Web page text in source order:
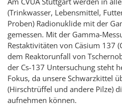
(Trinkwasser, Lebensmittel,
Proben) Radionuklide mit der
gemessen. Mit der Gamma-
Restaktivitäten von Cäsium 137
dem Reaktorunfall von
der Cs-137 Untersuchung steht
Fokus, da unsere Schwarzkittel
(Hirschtrüffel und andere Pilze)
aufnehmen können.